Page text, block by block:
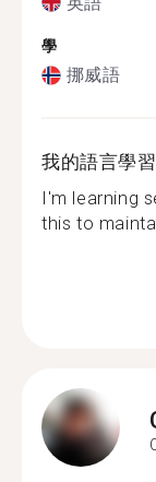
學
挪威語
我的語言學
I'm learning
this to